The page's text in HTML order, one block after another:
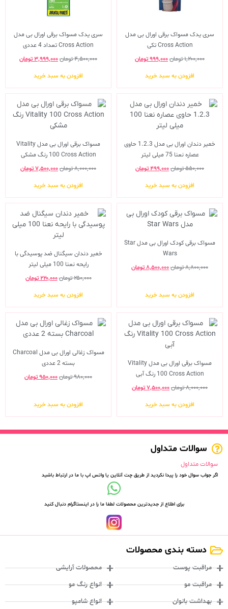
سری یدک مسواک برقی اورال بی مدل
Cross Action تکی
۱,۲۰۰,۰۰۰تومان۹۹۹,۰۰۰تومان
افزودن به سبد خرید
سری یدک مسواک برقی اورال بی مدل
Cross Action تعداد 4 عددی
۴,۵۰۰,۰۰۰تومان۳,۹۹۹,۰۰۰تومان
افزودن به سبد خرید
خمیر دندان اورال بی مدل 1.2.3 حاوی
عصاره نعنا 75 میلی لیتر
۵۵۰,۰۰۰تومان۴۹۹,۰۰۰تومان
افزودن به سبد خرید
مسواک برقی اورال بی مدل Vitality
100 Cross Action رنگ مشکی
۸,۰۰۰,۰۰۰تومان۷,۵۰۰,۰۰۰تومان
افزودن به سبد خرید
مسواک برقی کودک اورال بی مدل Star
Wars
۸,۸۰۰,۰۰۰تومان۸,۵۰۰,۰۰۰تومان
افزودن به سبد خرید
خمیر دندان سیگنال ضد پوسیدگی با
رایحه نعنا 100 میلی لیتر
۲۵۰,۰۰۰تومان۲۲۰,۰۰۰تومان
افزودن به سبد خرید
مسواک برقی اورال بی مدل Vitality
100 Cross Action رنگ آبی
۸,۰۰۰,۰۰۰تومان۷,۵۰۰,۰۰۰تومان
افزودن به سبد خرید
مسواک زغالی اورال بی مدل Charcoal
بسته 2 عددی
۹۸۰,۰۰۰تومان۹۵۰,۰۰۰تومان
افزودن به سبد خرید
سوالات متداول
سوالات متداول
اگر جواب سوال خود را پیدا نکردید از طریق چت آنلاین یا واتس اپ با ما در ارتباط باشید
برای اطلاع از جدیدترین محصولات لطفا ما را در اینستاگرام دنبال کنید
دسته بندی محصولات
مراقبت پوست
مراقبت مو
بهداشت بانوان
محصولات آرایشی
انواع رنگ مو
انواع شامپو